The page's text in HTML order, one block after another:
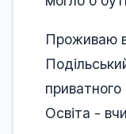
Проживаю
Освіта -